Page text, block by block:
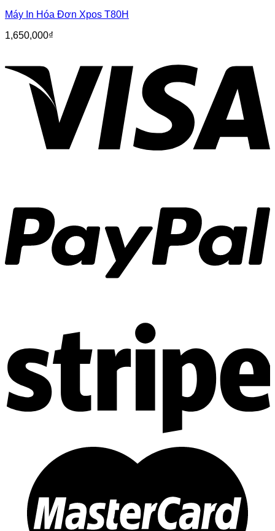
Máy In Hóa Đơn Xpos T80H
1,650,000₫